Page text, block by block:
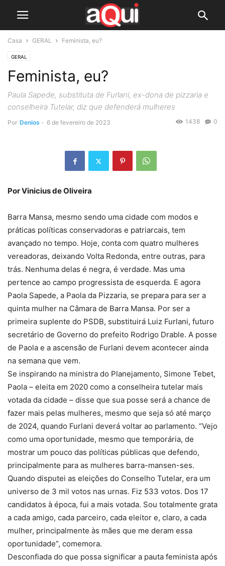
Casa GERAL Feminista, eu?
GERAL
Feminista, eu?
Paula Sapede, substituta de Furlani, ex-dona de pizzaria e
conselheira Tutelar, diz que defenderá mulheres
Por Denios - 6 de fevereiro de 2023 0
1438
Por Vinicius de Oliveira
Barra Mansa, mesmo sendo uma cidade com modos e
práticas políticas conservadoras e patriarcais, tem
avançado no tempo. Hoje, conta com quatro mulheres
vereadoras, deixando Volta Redonda, entre outras, para
trás. Nenhuma delas é negra, é verdade. Mas uma
pertence ao campo progressista de esquerda. E agora
Paola Sapede, a Paola da Pizzaria, se prepara para ser a
quinta mulher na Câmara de Barra Mansa. Por ser a
primeira suplente do PSDB, substituirá Luiz Furlani, futuro
secretário de Governo do prefeito Rodrigo Drable. A posse
de Paola e a ascensão de Furlani devem acontecer ainda
na semana que vem.
Se inspirando na ministra do Planejamento, Simone Tebet,
Paola – eleita em 2020 como a conselheira tutelar mais
votada da cidade – disse que sua posse será a chance de
fazer mais pelas mulheres, mesmo que seja só até março
de 2024, quando Furlani deverá voltar ao parlamento. “Vejo
como uma oportunidade, mesmo que temporária, de
mostrar um pouco das políticas públicas que defendo,
principalmente para as mulheres barra-mansen-ses.
Quando disputei as eleições do Conselho Tutelar, era um
universo de 3 mil votos nas urnas. Fiz 533 votos. Dos 17
candidatos à época, fui a mais votada. Sou totalmente grata
a cada amigo, cada parceiro, cada eleitor e, claro, a cada
mulher, principalmente às mães que me deram essa
oportunidade”, comemora.
Desconfiada do que possa significar a pauta feminista após